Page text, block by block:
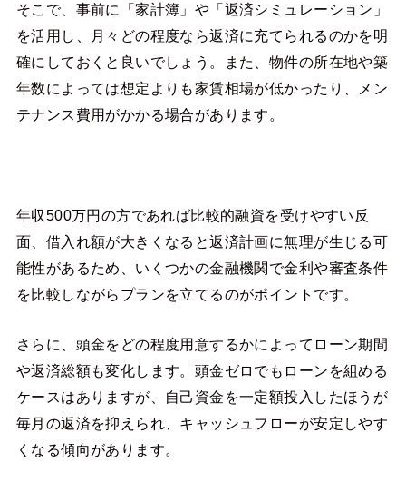
そこで、事前に「家計簿」や「返済シミュレーション」
を活用し、月々どの程度なら返済に充てられるのかを明
確にしておくと良いでしょう。また、物件の所在地や築
年数によっては想定よりも家賃相場が低かったり、メン
テナンス費用がかかる場合があります。
年収500万円の方であれば比較的融資を受けやすい反
面、借入れ額が大きくなると返済計画に無理が生じる可
能性があるため、いくつかの金融機関で金利や審査条件
を比較しながらプランを立てるのがポイントです。
さらに、頭金をどの程度用意するかによってローン期間
や返済総額も変化します。頭金ゼロでもローンを組める
ケースはありますが、自己資金を一定額投入したほうが
毎月の返済を抑えられ、キャッシュフローが安定しやす
くなる傾向があります。